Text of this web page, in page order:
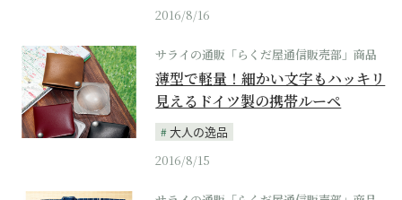
2016/8/16
サライの通販「らくだ屋通信販売部」商品
薄型で軽量！細かい文字もハッキリ
見えるドイツ製の携帯ルーペ
大人の逸品
2016/8/15